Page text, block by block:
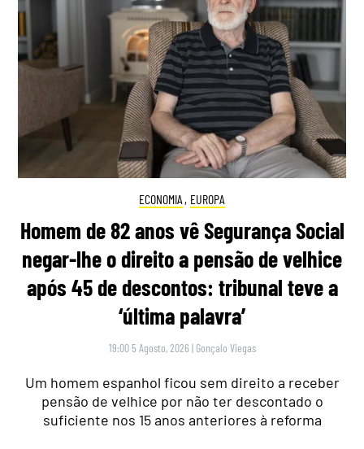
ECONOMIA , EUROPA
Homem de 82 anos vê Segurança Social
negar-lhe o direito a pensão de velhice
após 45 de descontos: tribunal teve a
‘última palavra’
19:00 5 Agosto, 2026 | Gonçalo Viegas
Um homem espanhol ficou sem direito a receber
pensão de velhice por não ter descontado o
suficiente nos 15 anos anteriores à reforma